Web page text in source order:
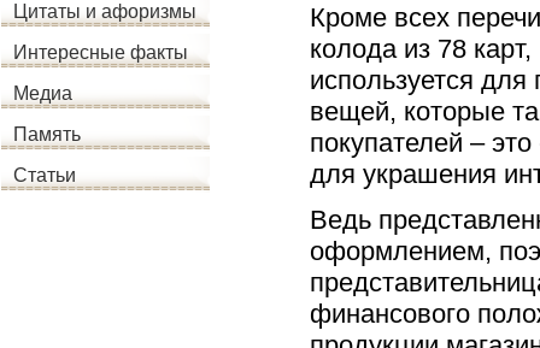
Цитаты и афоризмы
Интересные факты
Медиа
Память
Статьи
Кроме всех
колода из 78
используется
вещей, которые
покупателей –
для украшения
Ведь
оформлением,
финансового